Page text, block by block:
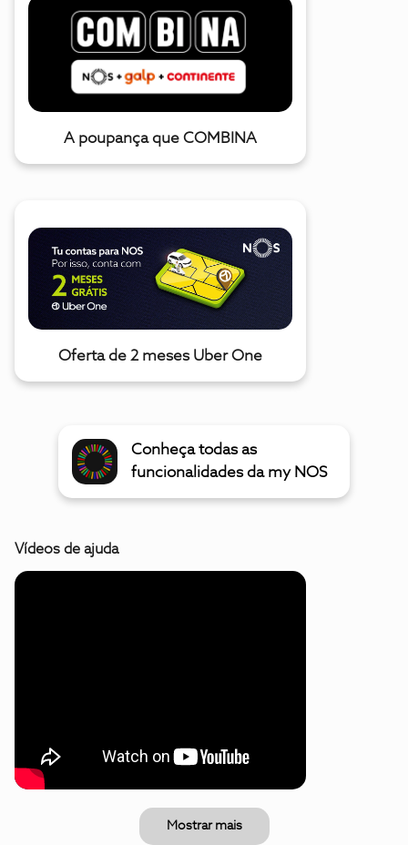
A poupança que COMBINA
Oferta de 2 meses Uber One
Conheça todas as
funcionalidades da my NOS
Vídeos de ajuda
Mostrar mais